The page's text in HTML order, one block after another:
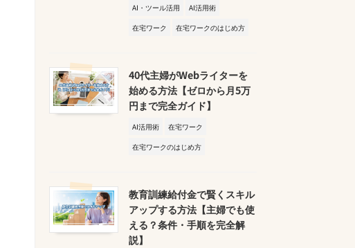
AI・ツール活用
AI活用術
在宅ワーク
在宅ワークのはじめ方
40代主婦がWebライターを
始める方法【ゼロから月5万
円まで完全ガイド】
AI活用術
在宅ワーク
在宅ワークのはじめ方
教育訓練給付金で賢くスキル
アップする方法【主婦でも使
える？条件・手順を完全解
説】